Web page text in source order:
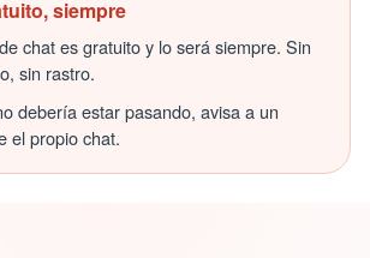
siempre
chat es gratuito y lo será siempre. Sin
sin rastro.
debería estar pasando, avisa a un
el propio chat.